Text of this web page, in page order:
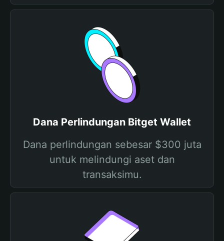
Dana Perlindungan Bitget Wallet
Dana perlindungan sebesar $300 juta
untuk melindungi aset dan
transaksimu.